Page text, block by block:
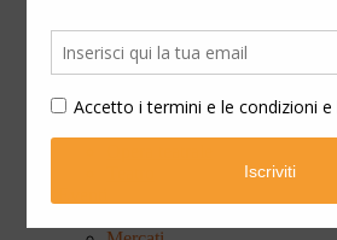
Qui Ateneo
Scuola e Formazione
Cinema